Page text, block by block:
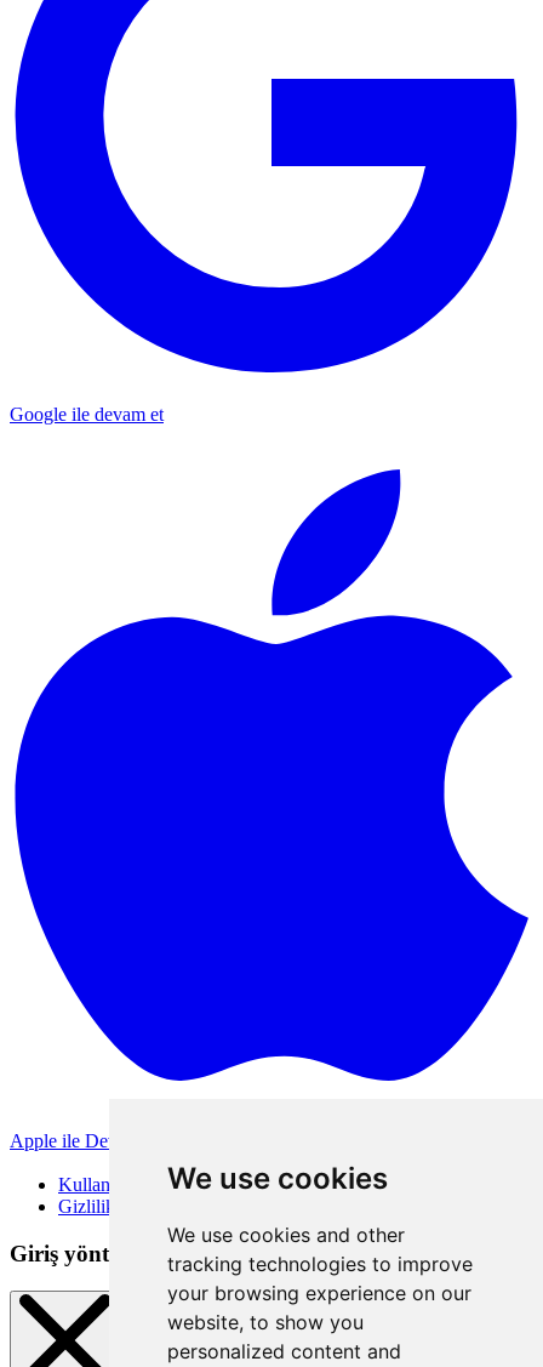
We use cookies
We use cookies and other
tracking technologies to improve
your browsing experience on our
website, to show you
personalized content and
Google ile devam et
Apple ile Devam Et
Kullanım Koşulları
Gizlilik Politikası
Giriş yöntemleri